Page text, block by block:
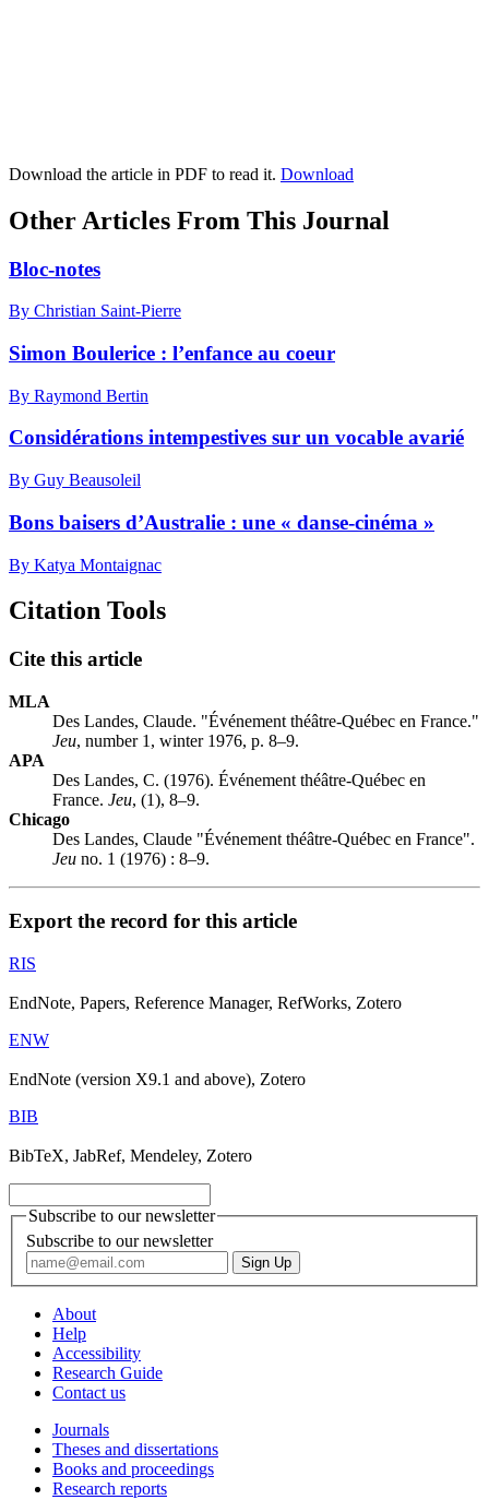
Download the article in PDF to read it. Download
Other Articles From This Journal
Bloc-notes
By Christian Saint-Pierre
Simon Boulerice : l’enfance au coeur
By Raymond Bertin
Considérations intempestives sur un vocable avarié
By Guy Beausoleil
Bons baisers d’Australie : une « danse-cinéma »
By Katya Montaignac
Citation Tools
Cite this article
MLA
Des Landes, Claude. "Événement théâtre-Québec en France."
Jeu, number 1, winter 1976, p. 8–9.
APA
Des Landes, C. (1976). Événement théâtre-Québec en
France. Jeu, (1), 8–9.
Chicago
Des Landes, Claude "Événement théâtre-Québec en France".
Jeu no. 1 (1976) : 8–9.
Export the record for this article
RIS
EndNote, Papers, Reference Manager, RefWorks, Zotero
ENW
EndNote (version X9.1 and above), Zotero
BIB
BibTeX, JabRef, Mendeley, Zotero
Subscribe to our newsletter
Subscribe to our newsletter
About
Help
Accessibility
Research Guide
Contact us
Journals
Theses and dissertations
Books and proceedings
Research reports